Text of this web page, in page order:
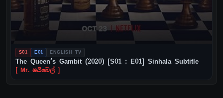
S01 E01 ENGLISH TV
The Queen’s Gambit (2020) [S01 : E01] Sinhala Subtitle
[ Mr. ෂයිබෙල් ]